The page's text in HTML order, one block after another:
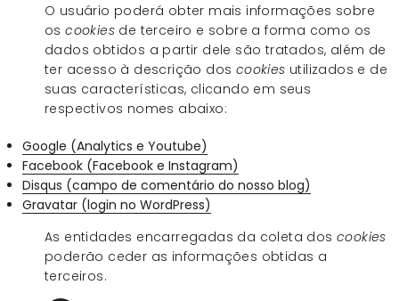
O usuário poderá obter mais informações sobre
oscookies de terceiro e sobre a forma como os
dados obtidos a partir dele são tratados, além de
ter acesso à descrição dos cookies utilizados e de
suas características, clicando em seus
respectivos nomes abaixo:
Google (Analytics e Youtube)
Facebook (Facebook e Instagram)
Disqus (campo de comentário do nosso blog)
Gravatar (login no WordPress)
As entidades encarregadas da coleta dos cookies
poderão ceder as informações obtidas a
terceiros.